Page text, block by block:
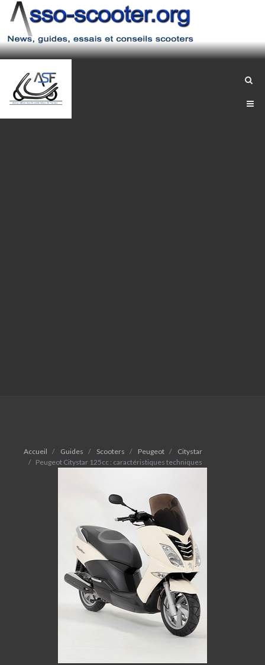
Accueil Guides Scooters Peugeot
Citystar
Peugeot Citystar 125cc : caractéristiques techniques